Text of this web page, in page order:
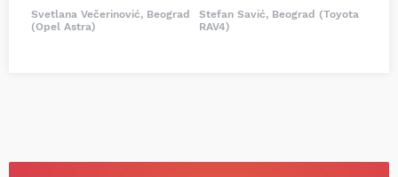
Svetlana Večerinović, Beograd
(Opel Astra)
Stefan Savić, Beograd (Toyota
RAV4)